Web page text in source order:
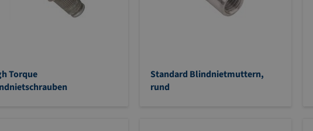
Torque
Standard Blindnietmuttern,
rund